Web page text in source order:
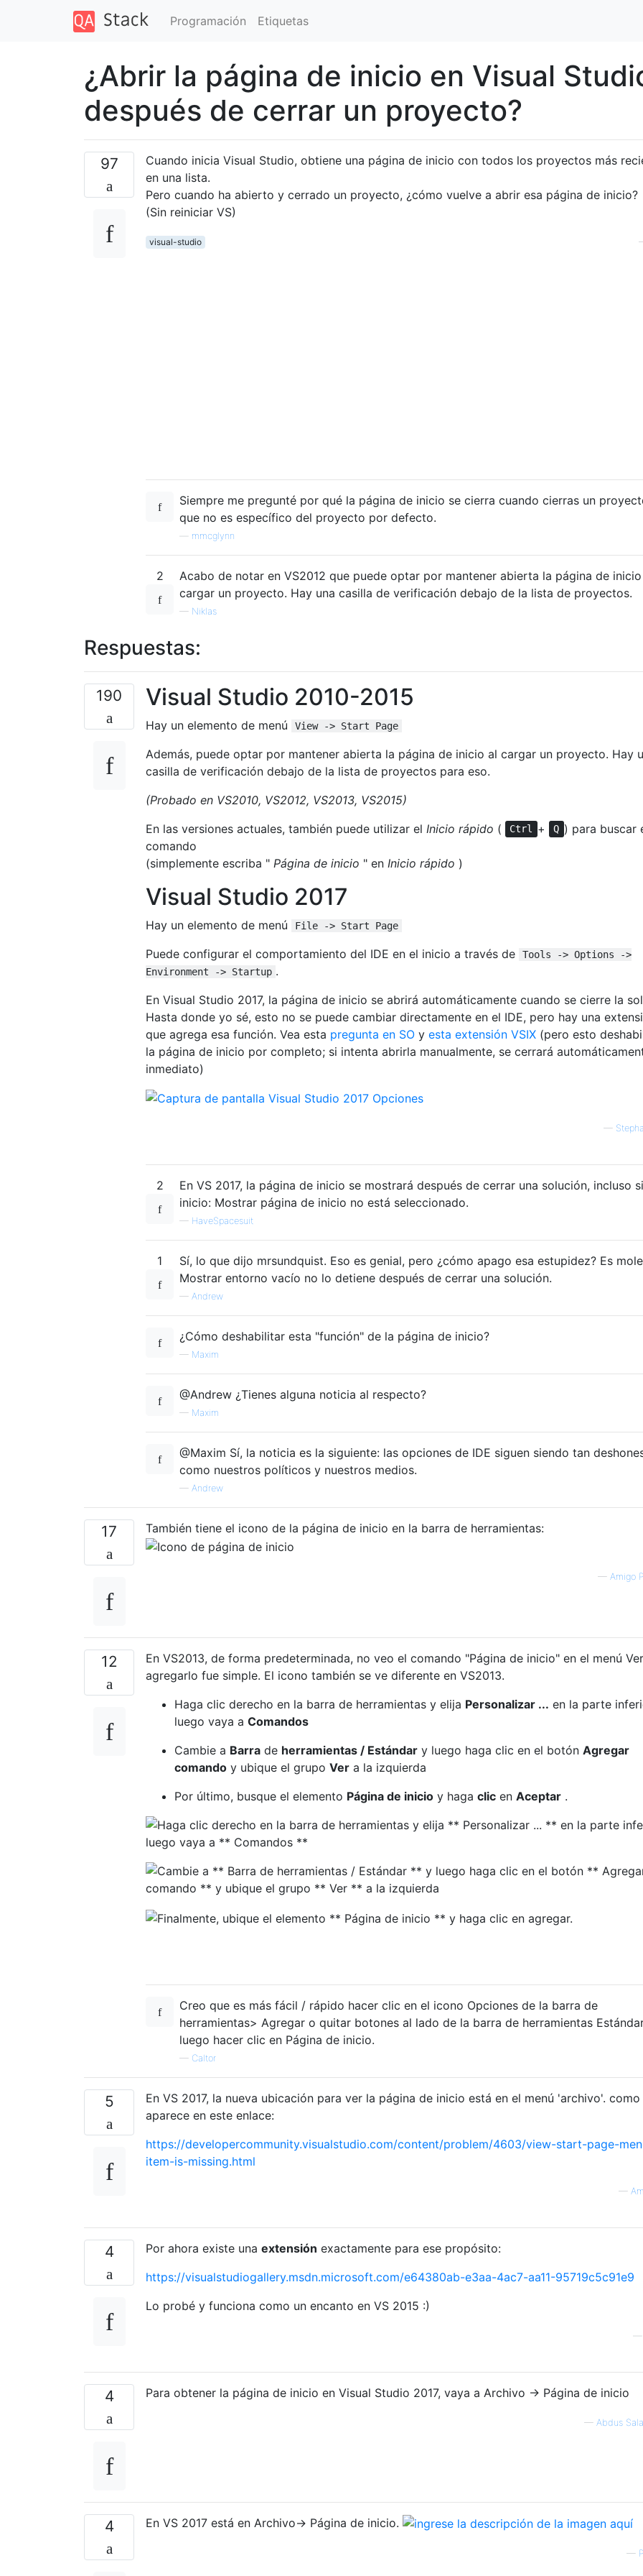
Programación Etiquetas
¿Abrir la página de inicio en Visual
después de cerrar un proyecto?
97
Cuando inicia Visual Studio, obtiene una página de inicio con todos los proyectos más
en una lista.
Pero cuando ha abierto y cerrado un proyecto, ¿cómo vuelve a abrir esa página de inicio?
(Sin reiniciar VS)
visual-studio
Siempre me pregunté por qué la página de inicio se cierra cuando cierras un
que no es específico del proyecto por defecto.
mmcglynn
2
Acabo de notar en VS2012 que puede optar por mantener abierta la página de
cargar un proyecto. Hay una casilla de verificación debajo de la lista de proyectos.
— Niklas
Respuestas:
190 Visual Studio 2010-2015
Hay un elemento de menú View -> Start Page
Además, puede optar por mantener abierta la página de inicio al cargar un proyecto. Hay
casilla de verificación debajo de la lista de proyectos para eso.
(Probado en VS2010, VS2012, VS2013, VS2015)
En las versiones actuales, también puede utilizar el Inicio rápido ( Ctrl + Q ) para buscar
comando
(simplemente escriba " Página de inicio " en Inicio rápido )
Visual Studio 2017
Hay un elemento de menú File -> Start Page
Puede configurar el comportamiento del IDE en el inicio a través de
Tools -> Options ->
Environment -> Startup .
En Visual Studio 2017, la página de inicio se abrirá automáticamente cuando se cierre la
Hasta donde yo sé, esto no se puede cambiar directamente en el IDE, pero hay una
que agrega esa función. Vea esta pregunta en SO y esta extensión VSIX (pero esto
la página de inicio por completo; si intenta abrirla manualmente, se cerrará
inmediato)
—
2
En VS 2017, la página de inicio se mostrará después de cerrar una solución, incluso
inicio: Mostrar página de inicio no está seleccionado.
— HaveSpacesuit
1
Sí, lo que dijo mrsundquist. Eso es genial, pero ¿cómo apago esa estupidez? Es
Mostrar entorno vacío no lo detiene después de cerrar una solución.
— Andrew
¿Cómo deshabilitar esta "función" de la página de inicio?
— Maxim
@Andrew ¿Tienes alguna noticia al respecto?
— Maxim
@Maxim Sí, la noticia es la siguiente: las opciones de IDE siguen siendo tan
como nuestros políticos y nuestros medios.
— Andrew
17 También tiene el icono de la página de inicio en la barra de herramientas:
— Amigo
12
En VS2013, de forma predeterminada, no veo el comando "Página de inicio" en el menú
agregarlo fue simple. El icono también se ve diferente en VS2013.
Haga clic derecho en la barra de herramientas y elija Personalizar ... en la parte
luego vaya a Comandos
Cambie a Barra de herramientas / Estándar y luego haga clic en el botón Agregar
comando y ubique el grupo Ver a la izquierda
Por último, busque el elemento Página de inicio y haga clic en Aceptar .
Creo que es más fácil / rápido hacer clic en el icono Opciones de la barra de
herramientas> Agregar o quitar botones al lado de la barra de herramientas
luego hacer clic en Página de inicio.
— Caltor
5
En VS 2017, la nueva ubicación para ver la página de inicio está en el menú 'archivo'. como
aparece en este enlace:
https://developercommunity.visualstudio.com/content/problem/4603/view-start-page-
item-is-missing.html
—
4 Por ahora existe una extensión exactamente para ese propósito:
https://visualstudiogallery.msdn.microsoft.com/e64380ab-e3aa-4ac7-aa11-95719c5c91e9
Lo probé y funciona como un encanto en VS 2015 :)
4 Para obtener la página de inicio en Visual Studio 2017, vaya a Archivo -> Página de inicio
— Abdus
4 En VS 2017 está en Archivo-> Página de inicio.
—